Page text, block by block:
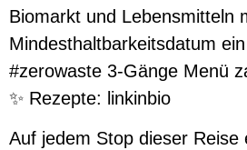
Biomarkt und Lebensmitteln
Mindesthaltbarkeitsdatum
#zerowaste 3-Gänge Menü
✨ Rezepte: linkinbio
Auf jedem Stop dieser Reise